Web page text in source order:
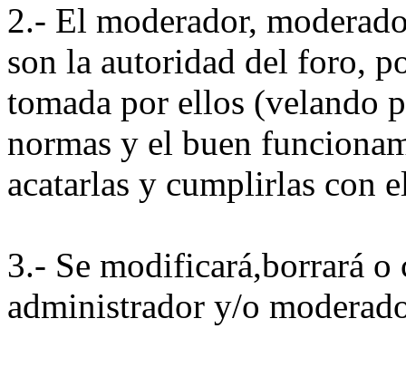
2.- El moderador,
son la autoridad del foro,
tomada por ellos (velando
normas y el buen
acatarlas y cumplirlas con
3.- Se modificará,borrará
administrador y/o